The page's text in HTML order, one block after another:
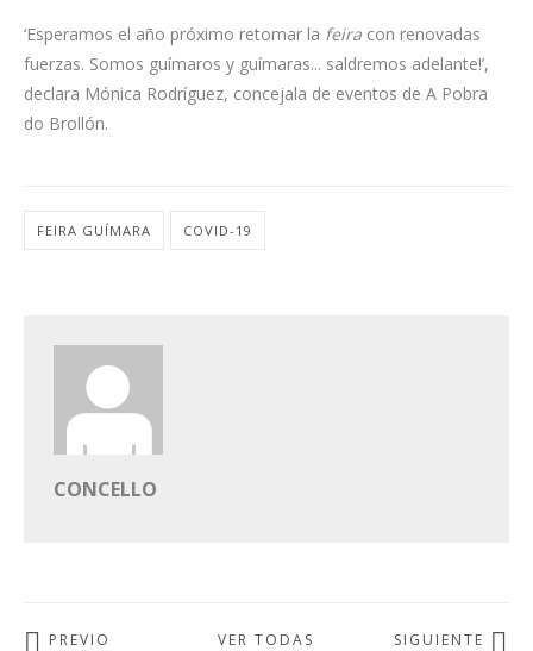
‘Esperamos el año próximo retomar la feira con renovadas
fuerzas. Somos guímaros y guímaras... saldremos adelante!’,
declara Mónica Rodríguez, concejala de eventos de A Pobra
do Brollón.
FEIRA GUÍMARA COVID-19
CONCELLO
PREVIO VER TODAS SIGUIENTE